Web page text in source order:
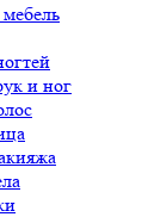
и ног